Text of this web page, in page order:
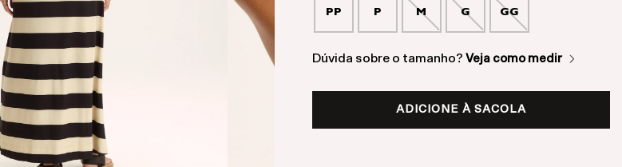
PP P M G GG
Dúvida sobre o tamanho? Veja como medir
ADICIONE À SACOLA